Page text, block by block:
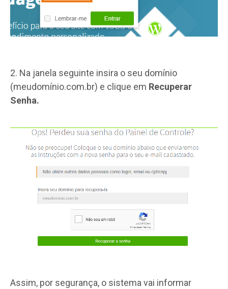
2. Na janela seguinte insira o seu domínio
(meudomínio.com.br) e clique em Recuperar
Senha.
Assim, por segurança, o sistema vai informar